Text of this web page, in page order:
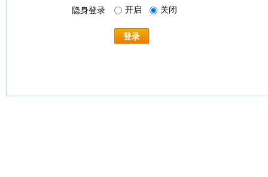
隐身登录 开启 关闭
登录